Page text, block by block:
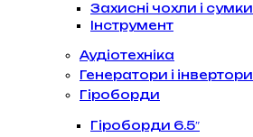
Захисні чохли і сумки
Інструмент
Аудіотехніка
Генератори і інвертори
Гіроборди
Гіроборди 6.5″